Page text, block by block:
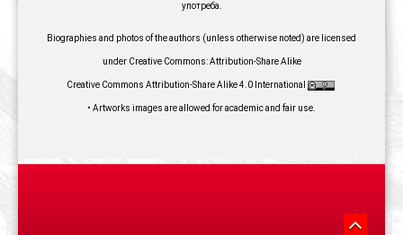
употреба.
Biographies and photos of the authors (unless otherwise noted) are licensed
under Creative Commons: Attribution-Share Alike
Creative Commons Attribution-Share Alike 4.0 International
• Artworks images are allowed for academic and fair use.